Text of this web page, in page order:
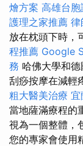
燴方案 高雄台
護理之家推薦 律
放在枕頭下時，
程推薦 Google
務 哈佛大學和
刮痧按摩在減輕
粗大醫美治療 宜
當地薩滿療程的
視為一個整體，
您的專家會使用